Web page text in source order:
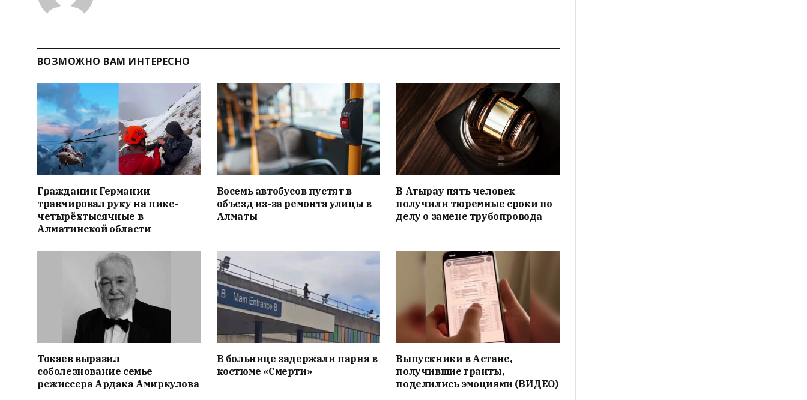
ВОЗМОЖНО ВАМ ИНТЕРЕСНО
Гражданин Германии
травмировал руку на пике-
четырёхтысячные в
Алматинской области
Восемь автобусов пустят в
объезд из-за ремонта улицы в
Алматы
В Атырау пять человек
получили тюремные сроки по
делу о замене трубопровода
Токаев выразил
соболезнование семье
режиссера Ардака Амиркулова
В больнице задержали парня в
костюме «Смерти»
Выпускники в Астане,
получившие гранты,
поделились эмоциями (ВИДЕО)